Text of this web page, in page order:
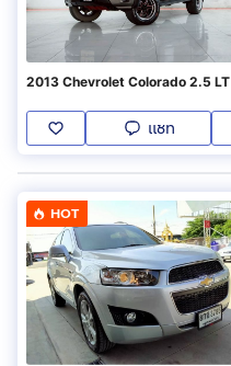
2013 Chevrolet Colorado 2.5 LT
แชท
HOT